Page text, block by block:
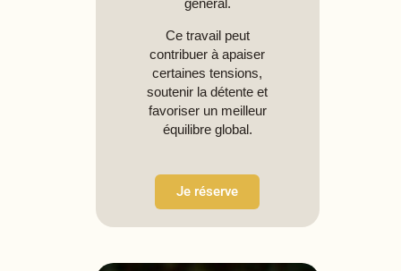
Ce travail peut
contribuer à apaiser
certaines tensions,
soutenir la détente et
favoriser un meilleur
équilibre global.
Je réserve